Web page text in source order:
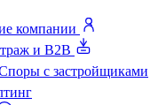
компании
и B2B
с застройщиками